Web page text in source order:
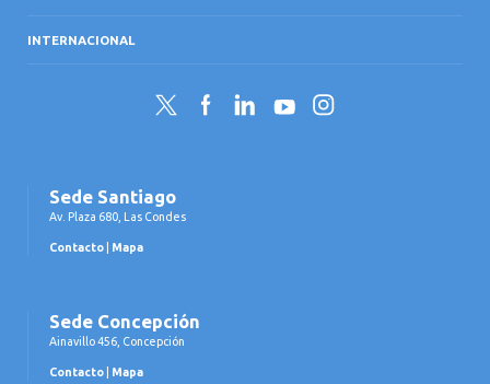
INTERNACIONAL
Twitter FacebookLinkedInYouTubeInstagram
Sede Santiago
Av. Plaza 680, Las Condes
Contacto Mapa
Sede Concepción
Ainavillo 456, Concepción
Contacto Mapa